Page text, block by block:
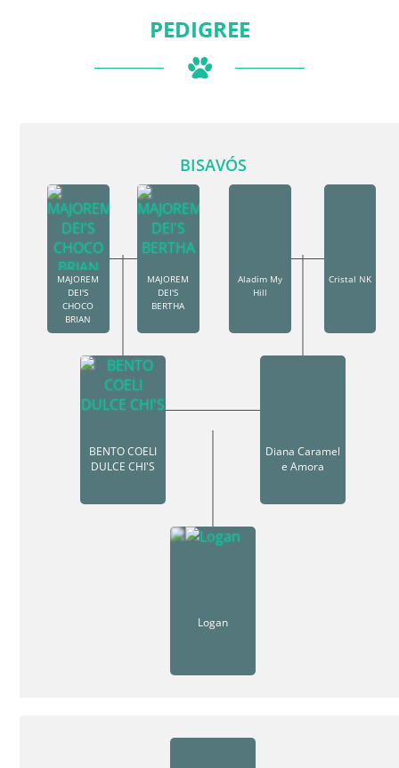
PEDIGREE
Logan
BENTO COELI
DULCE CHI'S
Diana Caramel
e Amora
BISAVÓS
MAJOREM
DEI'S
CHOCO
BRIAN
MAJOREM
DEI'S
BERTHA
Aladim My
Hill
Cristal NK